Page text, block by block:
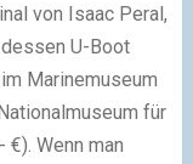
von Isaac Peral,
U-Boot
Marinemuseum
für
Wenn man